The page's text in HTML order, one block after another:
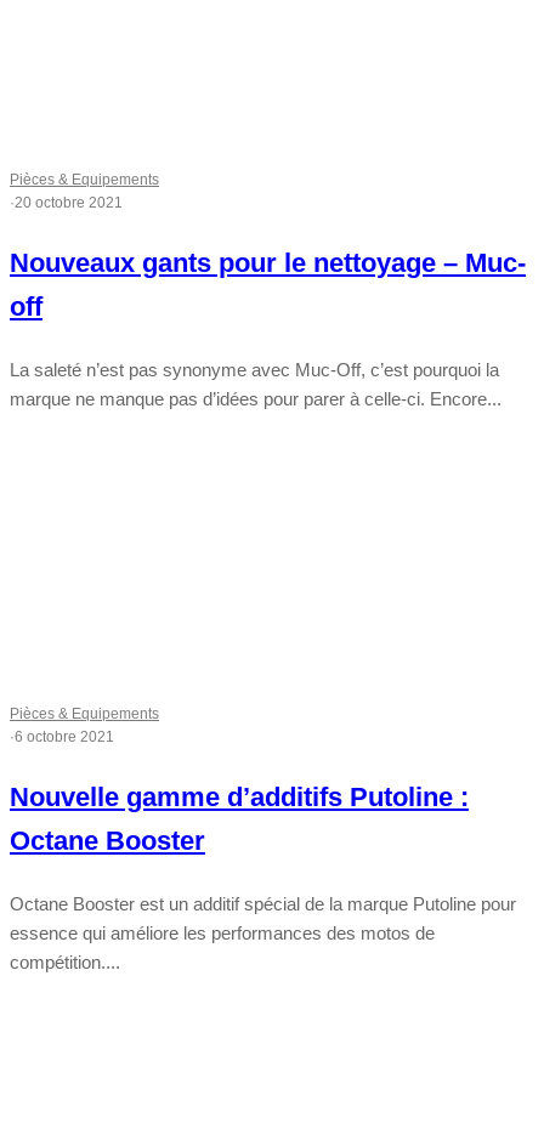
Pièces & Equipements
·20 octobre 2021
Nouveaux gants pour le nettoyage – Muc-
off
La saleté n’est pas synonyme avec Muc-Off, c’est pourquoi la
marque ne manque pas d’idées pour parer à celle-ci. Encore...
Pièces & Equipements
·6 octobre 2021
Nouvelle gamme d’additifs Putoline :
Octane Booster
Octane Booster est un additif spécial de la marque Putoline pour
essence qui améliore les performances des motos de
compétition....